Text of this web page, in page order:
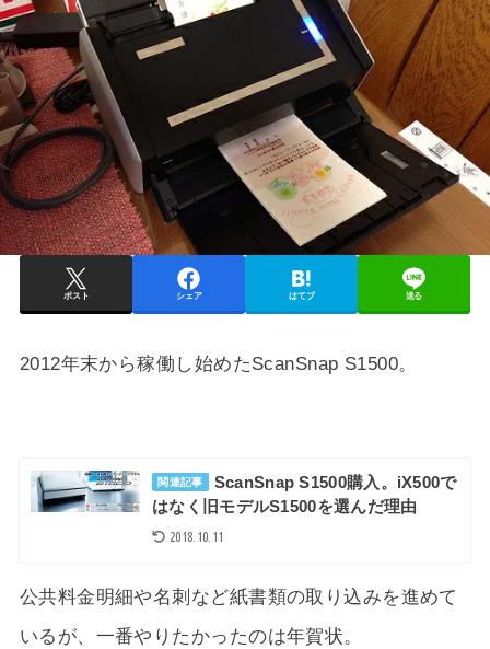
ポスト シェア はてブ 送る
2012年末から稼働し始めたScanSnap S1500。
関連記事
ScanSnap S1500購入。iX500で
はなく旧モデルS1500を選んだ理由
2018.10.11
公共料金明細や名刺など紙書類の取り込みを進めて
いるが、一番やりたかったのは年賀状。